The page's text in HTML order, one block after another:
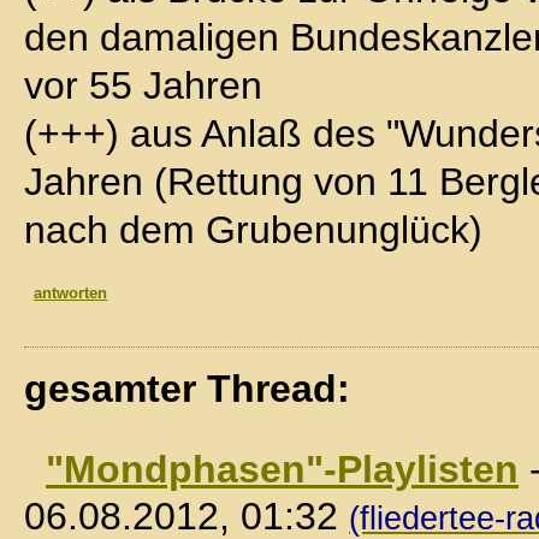
den damaligen
vor 55 Jahren
(+++) aus Anlaß des
Jahren (Rettung von 11
nach dem Grubenunglück)
antworten
gesamter Thread:
"Mondphasen"-Playlisten
06.08.2012, 01:32 (fliedertee-